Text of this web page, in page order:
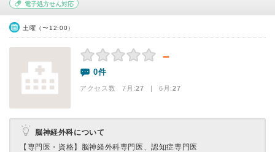
電子処方せん対応
土曜（〜12:00）
－
0件
アクセス数 7月:27 | 6月:27
脳神経外科について
【専門医・資格】 脳神経外科専門医、認知症専門医